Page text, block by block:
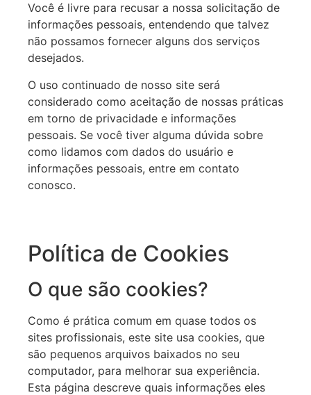
Você é livre para recusar a nossa solicitação de
informações pessoais, entendendo que talvez
não possamos fornecer alguns dos serviços
desejados.
O uso continuado de nosso site será
considerado como aceitação de nossas práticas
em torno de privacidade e informações
pessoais. Se você tiver alguma dúvida sobre
como lidamos com dados do usuário e
informações pessoais, entre em contato
conosco.
Política de Cookies
O que são cookies?
Como é prática comum em quase todos os
sites profissionais, este site usa cookies, que
são pequenos arquivos baixados no seu
computador, para melhorar sua experiência.
Esta página descreve quais informações eles